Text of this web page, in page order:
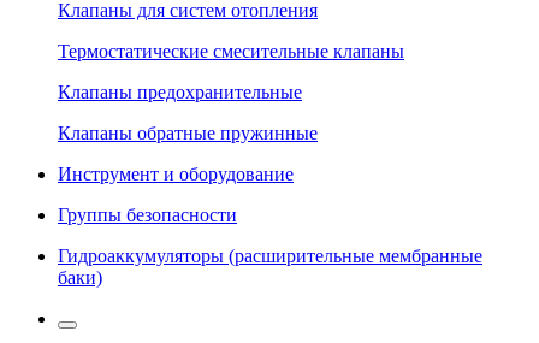
Клапаны для систем отопления
Термостатические смесительные клапаны
Клапаны предохранительные
Клапаны обратные пружинные
Инструмент и оборудование
Группы безопасности
Гидроаккумуляторы (расширительные мембранные
баки)